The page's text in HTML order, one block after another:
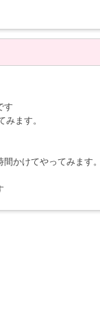
す
ます。
かけてやってみます。